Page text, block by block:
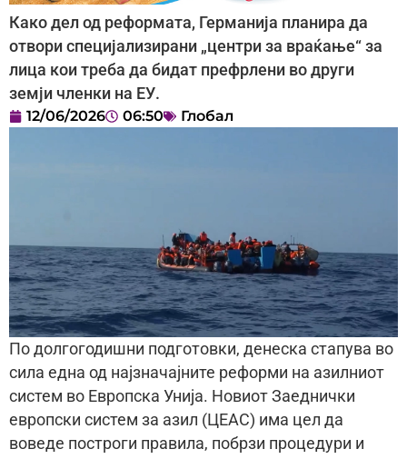
Како дел од реформата, Германија планира да
отвори специјализирани „центри за враќање“ за
лица кои треба да бидат префрлени во други
земји членки на ЕУ.
12/06/2026 06:50 Глобал
По долгогодишни подготовки, денеска стапува во
сила една од најзначајните реформи на азилниот
систем во Европска Унија. Новиот Заеднички
европски систем за азил (ЦЕАС) има цел да
воведе построги правила, побрзи процедури и